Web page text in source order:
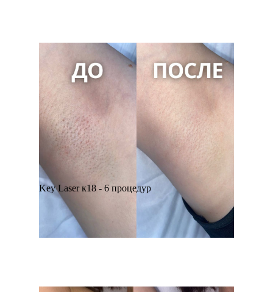
Key Laser к18 - 6 процедур